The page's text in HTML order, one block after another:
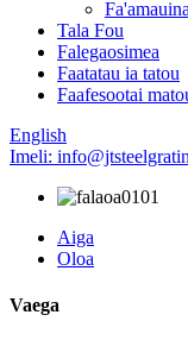
Tala Fou
Falegaosimea
Faatatau ia tatou
Faafesootai
English
Imeli:
Aiga
Oloa
Vaega